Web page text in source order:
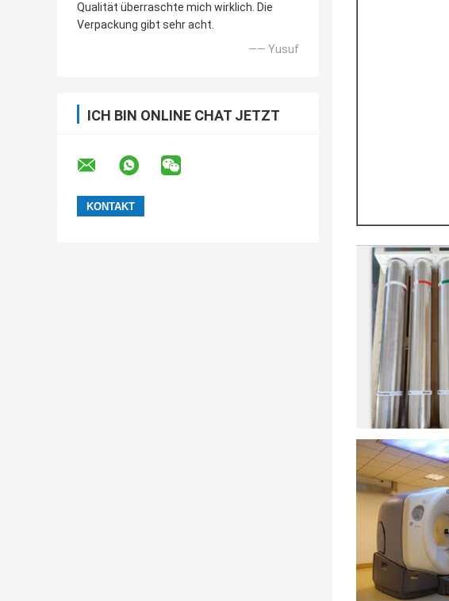
Qualität überraschte mich wirklich. Die
Verpackung gibt sehr acht.
—— Yusuf
ICH BIN ONLINE CHAT JETZT